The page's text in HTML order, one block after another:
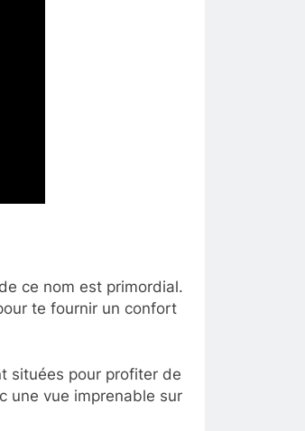
ce nom est primordial.
te fournir un confort
situées pour profiter de
une vue imprenable sur